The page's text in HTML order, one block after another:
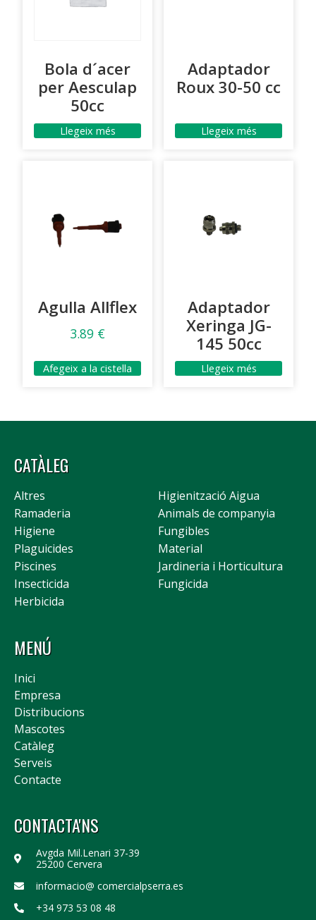
Bola d´acer
per Aesculap
50cc
Llegeix més
Adaptador
Roux 30-50 cc
Llegeix més
Agulla Allflex
3.89 €
Afegeix a la cistella
Adaptador
Xeringa JG-
145 50cc
Llegeix més
CATÀLEG
Altres
Higienització Aigua
Ramaderia
Animals de companyia
Higiene
Fungibles
Plaguicides
Material
Piscines
Jardineria i Horticultura
Insecticida
Fungicida
Herbicida
MENÚ
Inici
Empresa
Distribucions
Mascotes
Catàleg
Serveis
Contacte
CONTACTA'NS
Avgda Mil.Lenari 37-39
25200 Cervera
informacio@ comercialpserra.es
+34 973 53 08 48